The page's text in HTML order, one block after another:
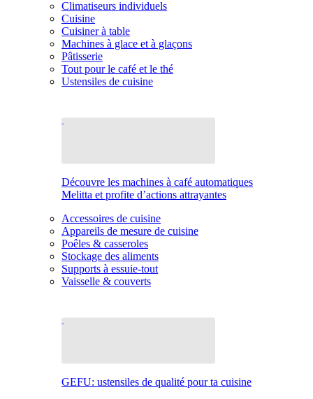
Climatiseurs individuels
Cuisine
Cuisiner à table
Machines à glace et à glaçons
Pâtisserie
Tout pour le café et le thé
Ustensiles de cuisine
Découvre les machines à café automatiques
Melitta et profite d’actions attrayantes
Accessoires de cuisine
Appareils de mesure de cuisine
Poêles & casseroles
Stockage des aliments
Supports à essuie-tout
Vaisselle & couverts
GEFU: ustensiles de qualité pour ta cuisine